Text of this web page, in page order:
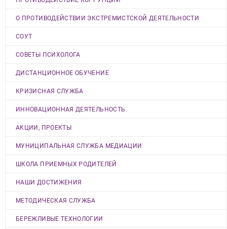
О ПРОТИВОДЕЙСТВИИ ЭКСТРЕМИСТСКОЙ ДЕЯТЕЛЬНОСТИ
СОУТ
СОВЕТЫ ПСИХОЛОГА
ДИСТАНЦИОННОЕ ОБУЧЕНИЕ
КРИЗИСНАЯ СЛУЖБА
ИННОВАЦИОННАЯ ДЕЯТЕЛЬНОСТЬ
АКЦИИ, ПРОЕКТЫ
МУНИЦИПАЛЬНАЯ СЛУЖБА МЕДИАЦИИ
ШКОЛА ПРИЕМНЫХ РОДИТЕЛЕЙ
НАШИ ДОСТИЖЕНИЯ
МЕТОДИЧЕСКАЯ СЛУЖБА
БЕРЕЖЛИВЫЕ ТЕХНОЛОГИИ